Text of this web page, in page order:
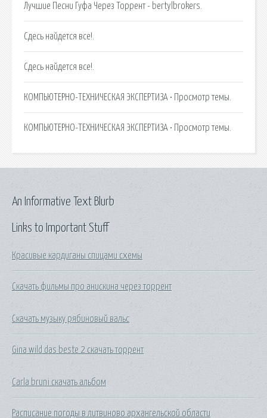
Лучшие Песни Гуфа Через Торрент - bertylbrokers.
Сдесь найдется все!.
Сдесь найдется все!.
КОМПЬЮТЕРНО-ТЕХНИЧЕСКАЯ ЭКСПЕРТИЗА • Просмотр темы.
КОМПЬЮТЕРНО-ТЕХНИЧЕСКАЯ ЭКСПЕРТИЗА • Просмотр темы.
Links to Important Stuff
Красивые кардиганы спицами схемы
Скачать фильмы про анискина через торрент
Скачать музыку рябиновый вальс
Gina wild das beste 2 скачать торрент
Carla bruni скачать альбом
Расписание погоды в литвиново архангельской области
An Informative Text Blurb